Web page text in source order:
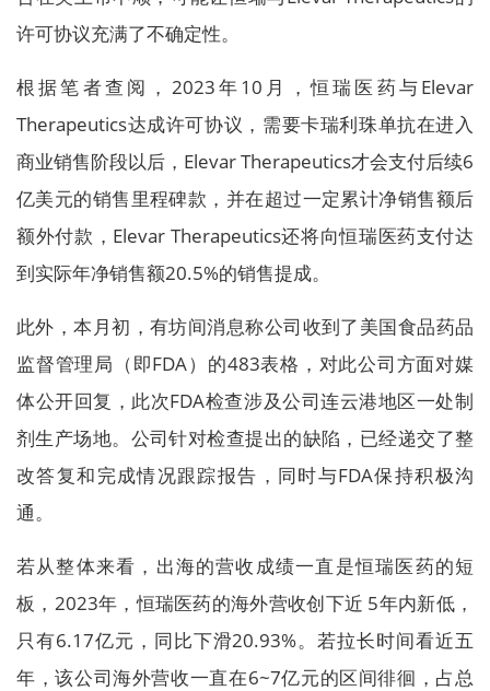
许可协议充满了不确定性。
根据笔者查阅，2023年10月，恒瑞医药与Elevar
Therapeutics达成许可协议，需要卡瑞利珠单抗在进入
商业销售阶段以后，Elevar Therapeutics才会支付后续6
亿美元的销售里程碑款，并在超过一定累计净销售额后
额外付款，Elevar Therapeutics还将向恒瑞医药支付达
到实际年净销售额20.5%的销售提成。
此外，本月初，有坊间消息称公司收到了美国食品药品
监督管理局（即FDA）的483表格，对此公司方面对媒
体公开回复，此次FDA检查涉及公司连云港地区一处制
剂生产场地。公司针对检查提出的缺陷，已经递交了整
改答复和完成情况跟踪报告，同时与FDA保持积极沟
通。
若从整体来看，出海的营收成绩一直是恒瑞医药的短
板，2023年，恒瑞医药的海外营收创下近 5年内新低，
只有6.17亿元，同比下滑20.93%。若拉长时间看近五
年，该公司海外营收一直在6~7亿元的区间徘徊，占总